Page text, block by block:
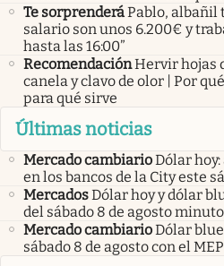
Te sorprenderáPablo, albañil
salario son unos 6.200€ y
hasta las 16:00”
RecomendaciónHervir hojas
canela y clavo de olor | Por
para qué sirve
Últimas noticias
Mercado cambiarioDólar
en los bancos de la City este
MercadosDólar hoy y dólar
del sábado 8 de agosto
Mercado cambiarioDólar
sábado 8 de agosto con el